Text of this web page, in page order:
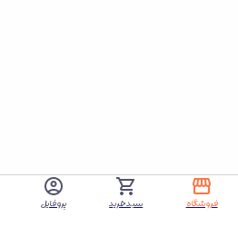
فروشگاه سبدخرید پروفایل